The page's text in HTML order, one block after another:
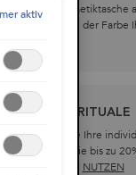
Eine Kosmetiktasche
ab 150€ in der Farbe
PFLEGERITUALE
Stellen Sie Ihre
erhalten Sie bis zu
NUTZEN
aktiv